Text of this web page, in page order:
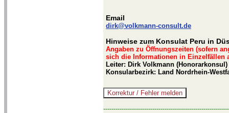
Email
dirk@volkmann-consult.de
Hinweise zum Konsulat Peru in
Angaben zu Öffnungszeiten (sofern
sich die Informationen in Einzelfällen
Leiter: Dirk Volkmann
Konsularbezirk: Land Nordrhein-